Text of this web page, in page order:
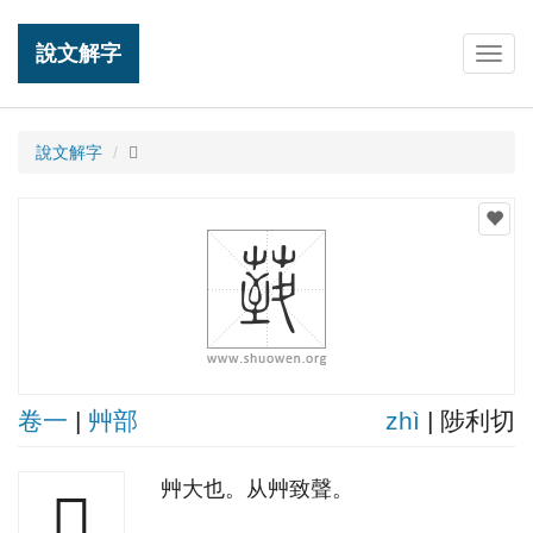
說文解字
說文解字 𦳙
卷一 | 艸部 zhì | 陟利切
艸大也。从艸致聲。